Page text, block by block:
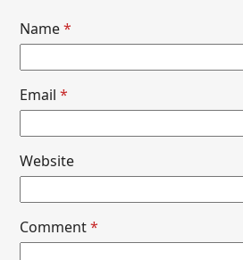
Name*
Email*
Website
Comment*